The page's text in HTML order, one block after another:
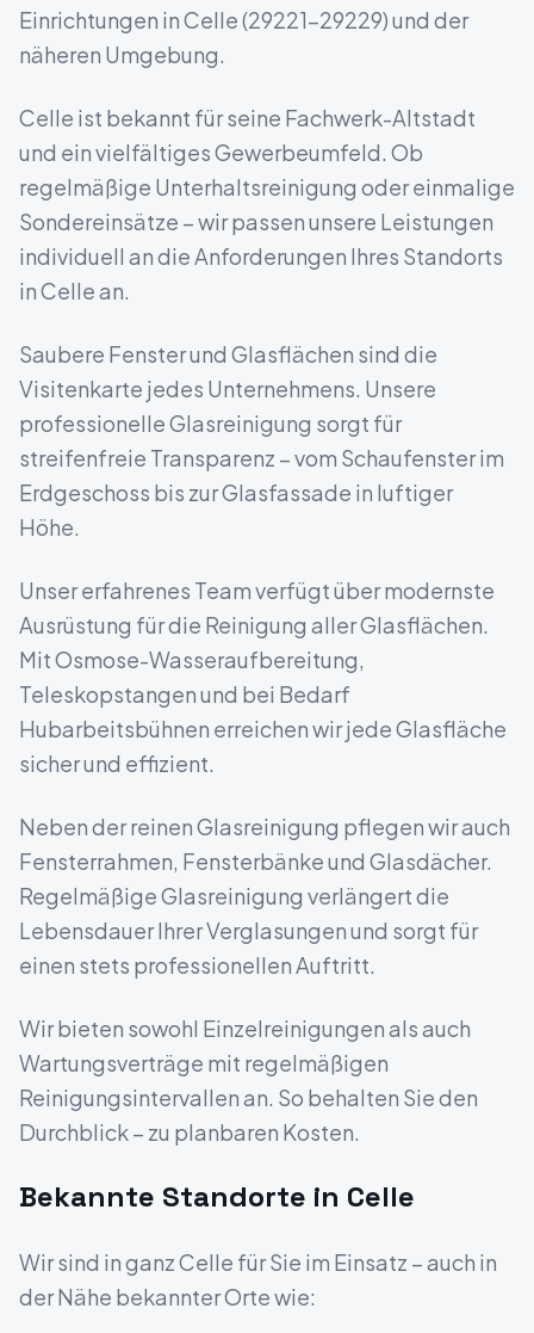
Einrichtungen inCelle(29221-29229) und der
näheren Umgebung.
Celle ist bekannt für seine Fachwerk-Altstadt
und ein vielfältiges Gewerbeumfeld. Ob
regelmäßige Unterhaltsreinigung oder einmalige
Sondereinsätze – wir passen unsere Leistungen
individuell an die Anforderungen Ihres Standorts
inCellean.
Saubere Fenster und Glasflächen sind die
Visitenkarte jedes Unternehmens. Unsere
professionelle Glasreinigung sorgt für
streifenfreie Transparenz – vom Schaufenster im
Erdgeschoss bis zur Glasfassade in luftiger
Höhe.
Unser erfahrenes Team verfügt über modernste
Ausrüstung für die Reinigung aller Glasflächen.
Mit Osmose-Wasseraufbereitung,
Teleskopstangen und bei Bedarf
Hubarbeitsbühnen erreichen wir jede Glasfläche
sicher und effizient.
Neben der reinen Glasreinigung pflegen wir auch
Fensterrahmen, Fensterbänke und Glasdächer.
Regelmäßige Glasreinigung verlängert die
Lebensdauer Ihrer Verglasungen und sorgt für
einen stets professionellen Auftritt.
Wir bieten sowohl Einzelreinigungen als auch
Wartungsverträge mit regelmäßigen
Reinigungsintervallen an. So behalten Sie den
Durchblick – zu planbaren Kosten.
Bekannte Standorte in Celle
Wir sind in ganzCelle für Sie im Einsatz – auch in
der Nähe bekannter Orte wie: